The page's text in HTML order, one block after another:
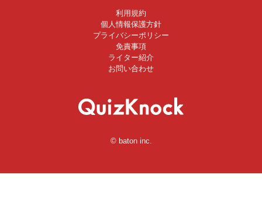
利用規約
個人情報保護方針
プライバシーポリシー
免責事項
ライター紹介
お問い合わせ
© baton inc.